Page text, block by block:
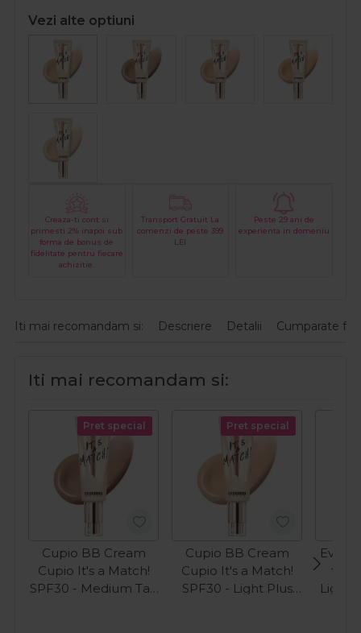
Vezi alte optiuni
Creaza-ti cont si
primesti 2% inapoi sub
forma de bonus de
fidelitate pentru fiecare
achizitie.
Transport Gratuit La
comenzi de peste 399
LEI
Peste 29 ani de
experienta in domeniu
Iti mai recomandam si: Descriere Detalii Cumparate
Iti mai recomandam si:
Pret special
Cupio BB Cream
Cupio It's a Match!
SPF30 - Medium Tan
Pret special
Cupio BB Cream
Cupio It's a Match!
SPF30 - Light Plus
ten
Light